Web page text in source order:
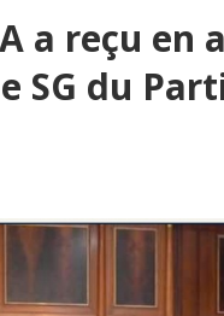
a reçu en
SG du